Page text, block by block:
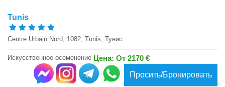
Tunis
Centre Urbain Nord, 1082, Tunis, Тунис
Искусственное осеменение Цена: От 2170 €
Просить/Бронировать